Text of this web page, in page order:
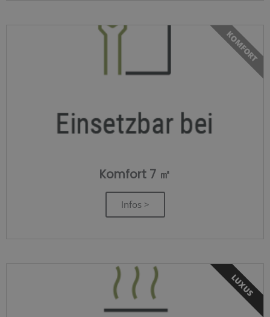
Komfort 7 ㎡
Infos >
KOMFORT
LUXUS